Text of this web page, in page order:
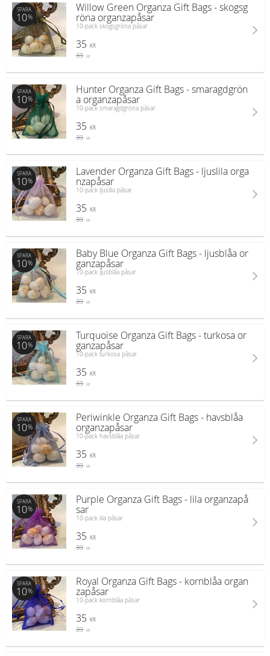
Willow Green Organza Gift Bags - skogsg
röna organzapåsar
10-pack skogsgröna påsar
35 KR
39 KR
SPARA
10%
Hunter Organza Gift Bags - smaragdgrön
a organzapåsar
10-pack smaragdgröna påsar
35 KR
39 KR
SPARA
10%
Lavender Organza Gift Bags - ljuslila orga
nzapåsar
10-pack ljuslila påsar
35 KR
39 KR
SPARA
10%
Baby Blue Organza Gift Bags - ljusblåa or
ganzapåsar
10-pack ljusblåa påsar
35 KR
39 KR
SPARA
10%
Turquoise Organza Gift Bags - turkosa or
ganzapåsar
10-pack turkosa påsar
35 KR
39 KR
SPARA
10%
Periwinkle Organza Gift Bags - havsblåa
organzapåsar
10-pack havsblåa påsar
35 KR
39 KR
SPARA
10%
Purple Organza Gift Bags - lila organzapå
sar
10-pack lila påsar
35 KR
39 KR
SPARA
10%
Royal Organza Gift Bags - kornblåa organ
zapåsar
10-pack kornblåa påsar
35 KR
39 KR
SPARA
10%